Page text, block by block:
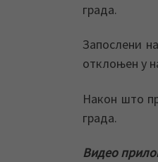
града.
Запослени
отклоњен у
Након што
града.
Видео